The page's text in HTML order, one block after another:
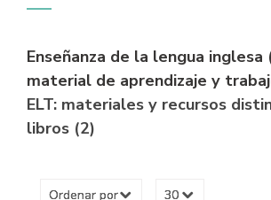
Enseñanza de la lengua
material de aprendizaje y
ELT: materiales y recursos
libros (2)